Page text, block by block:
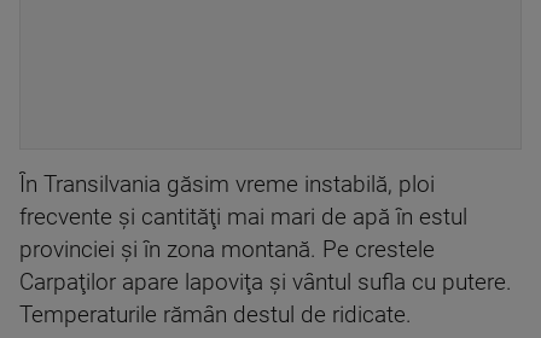
În Transilvania găsim vreme instabilă, ploi
frecvente şi cantităţi mai mari de apă în estul
provinciei şi în zona montană. Pe crestele
Carpaţilor apare lapoviţa şi vântul sufla cu putere.
Temperaturile rămân destul de ridicate.